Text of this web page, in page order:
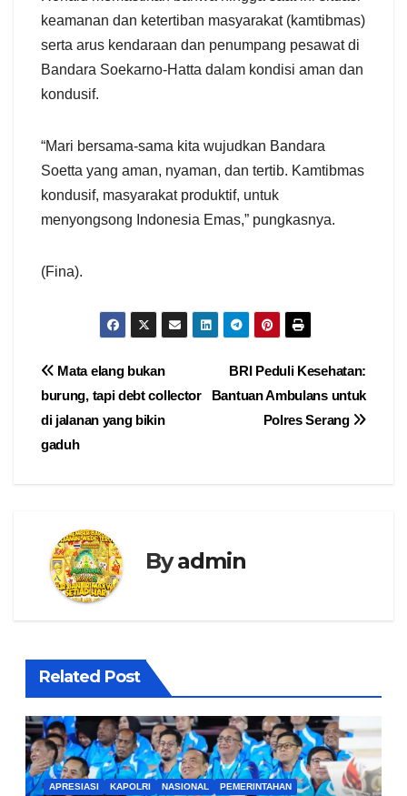
keamanan dan ketertiban masyarakat (kamtibmas)
serta arus kendaraan dan penumpang pesawat di
Bandara Soekarno-Hatta dalam kondisi aman dan
kondusif.
“Mari bersama-sama kita wujudkan Bandara
Soetta yang aman, nyaman, dan tertib. Kamtibmas
kondusif, masyarakat produktif, untuk
menyongsong Indonesia Emas,” pungkasnya.
(Fina).
Navigasi
pos
BRI Peduli Kesehatan:
Bantuan Ambulans untuk
Polres Serang
Mata elang bukan
burung, tapi debt collector
di jalanan yang bikin
gaduh
Byadmin
Related Post
APRESIASI KAPOLRI NASIONAL PEMERINTAHAN